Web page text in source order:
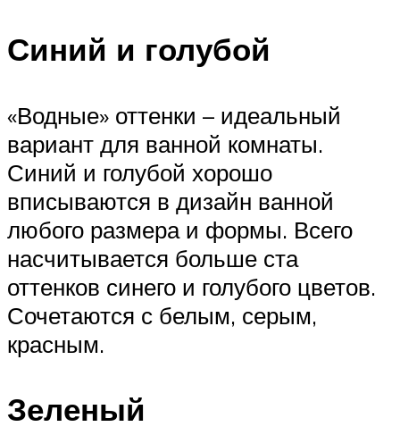
Синий и голубой
«Водные» оттенки – идеальный
вариант для ванной комнаты.
Синий и голубой хорошо
вписываются в дизайн ванной
любого размера и формы. Всего
насчитывается больше ста
оттенков синего и голубого цветов.
Сочетаются с белым, серым,
красным.
Зеленый